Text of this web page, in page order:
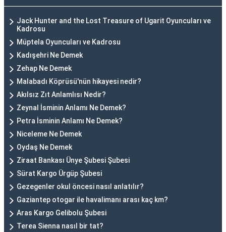
Jack Hunter and the Lost Treasure of Ugarit Oyuncuları ve
Kadrosu
Müptela Oyuncuları ve Kadrosu
Kadışehri Ne Demek
Zehap Ne Demek
Malabadı Köprüsü'nün hikayesi nedir?
Akılsız Zıt Anlamlısı Nedir?
Zeynal İsminin Anlamı Ne Demek?
Petra İsminin Anlamı Ne Demek?
Niceleme Ne Demek
Oydaş Ne Demek
Ziraat Bankası Ünye Şubesi Şubesi
Sürat Kargo Ürgüp Şubesi
Gezegenler okul öncesi nasıl anlatılır?
Gaziantep otogar ile havalimanı arası kaç km?
Aras Kargo Gelibolu Şubesi
Terea Sienna nasıl bir tat?